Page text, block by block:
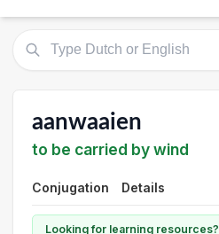
aanwaaien
to be carried by wind
Conjugation Details
Looking for learning resources?